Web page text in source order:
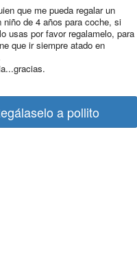
que me pueda regalar un
niño de 4 años para coche, si
usas por favor regalamelo, para
que ir siempre atado en
a pollito